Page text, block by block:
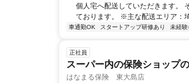
個人宅へ配送していただきます。
ております。 ※主な配送エリア：
車通勤OK スタートアップ研修あり 未経験
正社員
スーパー内の保険ショップ
はなまる保険 東大島店